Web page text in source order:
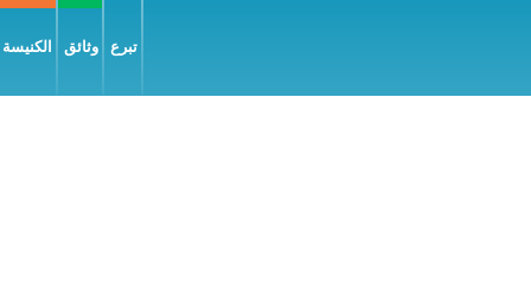
وثائق تبرع